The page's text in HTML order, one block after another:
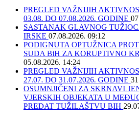
PREGLED VAŽNIJIH
03.08. DO 07.08.2026. GODINE
SASTANAK GLAVNOG
IRSKE 07.08.2026. 09:12
PODIGNUTA OPTUŽNICA
SUDA BiH ZA KORUPTIVNO
05.08.2026. 14:24
PREGLED VAŽNIJIH
27.07. DO 31.07.2026. GODINE
OSUMNJIČENI ZA
VJERSKIH OBJEKATA U
PREDAT TUŽILAŠTVU BIH